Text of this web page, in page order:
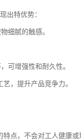
出特优势：
细腻的触感。
可增强性和耐久性。
，提升产品竞争力。
点，不会对工人健康或